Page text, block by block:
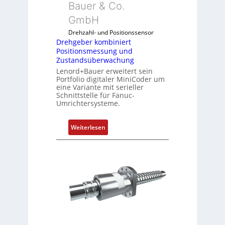
m
n
i
e
r
t
P
o
t
s
m
e
Bauer & Co.
GmbH
Drehzahl- und Positionssensor
Drehgeber kombiniert
Positionsmessung und
Zustandsüberwachung
Lenord+Bauer erweitert sein
Portfolio digitaler MiniCoder um
eine Variante mit serieller
Schnittstelle für Fanuc-
Umrichtersysteme.
Weiterlesen:
D
g
e
b